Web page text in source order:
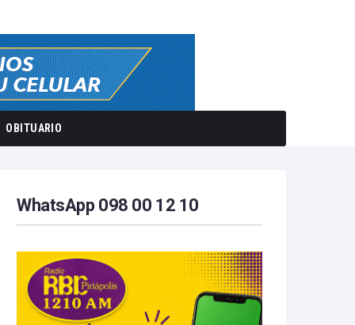
OBITUARIO
WhatsApp 098 00 12 10